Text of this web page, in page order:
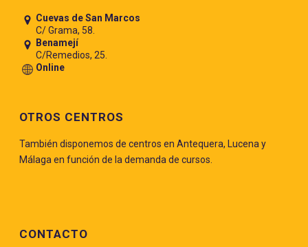
Cuevas de San Marcos
C/ Grama, 58.
Benamejí
C/Remedios, 25.
Online
OTROS CENTROS
También disponemos de centros en Antequera, Lucena y
Málaga en función de la demanda de cursos.
CONTACTO